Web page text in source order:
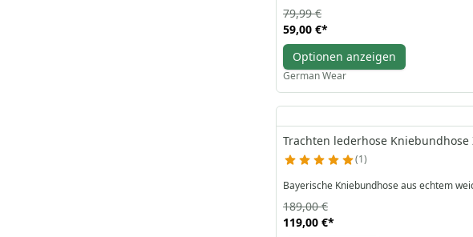
59,00 €*
79,99 €
Optionen anzeigen
German Wear
Trachten lederhose
1
Bayerische Kniebundhose aus echtem
119,00 €*
189,00 €